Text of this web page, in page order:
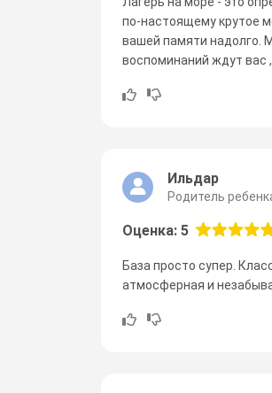
по-настоящему крутое
вашей памяти надолго.
воспоминаний ждут вас
Ильдар
Родитель
Оценка: 5
База просто супер.
атмосферная и